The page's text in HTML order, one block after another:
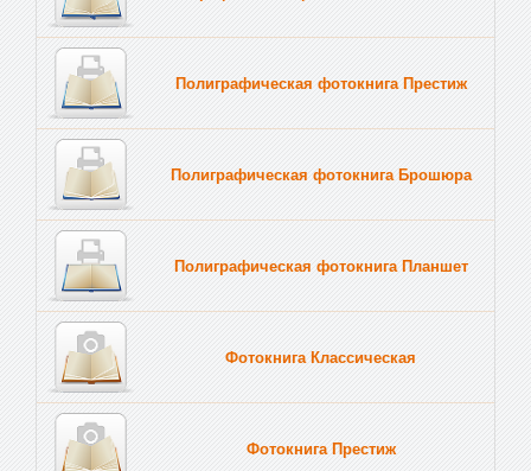
Полиграфическая фотокнига Престиж
Полиграфическая фотокнига Брошюра
Полиграфическая фотокнига Планшет
Фотокнига Классическая
Фотокнига Престиж